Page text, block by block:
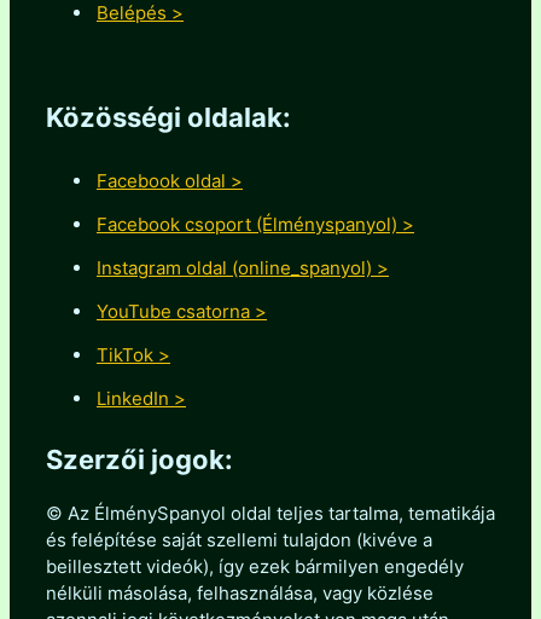
Belépés >
Közösségi oldalak:
Facebook oldal >
Facebook csoport (Élményspanyol) >
Instagram oldal (online_spanyol) >
YouTube csatorna >
TikTok >
LinkedIn >
Szerzői jogok:
© Az ÉlménySpanyol oldal teljes tartalma, tematikája
és felépítése saját szellemi tulajdon (kivéve a
beillesztett videók), így ezek bármilyen engedély
nélküli másolása, felhasználása, vagy közlése